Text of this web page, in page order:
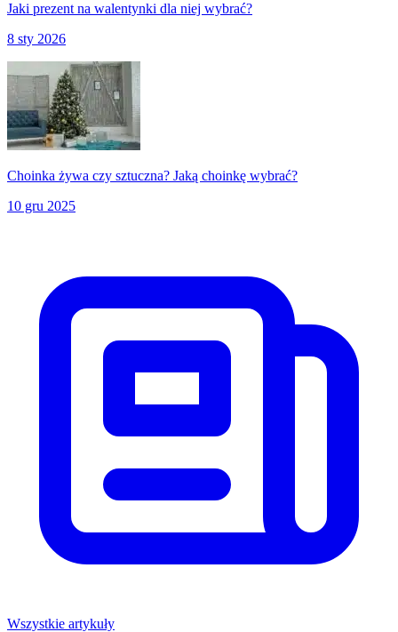
Jaki prezent na walentynki dla niej wybrać?
8 sty 2026
Choinka żywa czy sztuczna? Jaką choinkę wybrać?
10 gru 2025
Wszystkie artykuły